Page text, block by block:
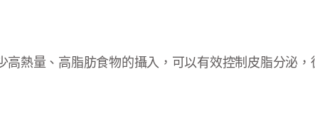
熱量、高脂肪食物的攝入，可以有效控制皮脂分泌